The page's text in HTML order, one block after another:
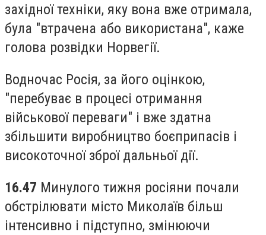
західної техніки, яку вона вже отримала,
була "втрачена або використана", каже
голова розвідки Норвегії.
Водночас Росія, за його оцінкою,
"перебуває в процесі отримання
військової переваги" і вже здатна
збільшити виробництво боєприпасів і
високоточної зброї дальньої дії.
16.47 Минулого тижня росіяни почали
обстрілювати місто Миколаїв більш
інтенсивно і підступно, змінюючи